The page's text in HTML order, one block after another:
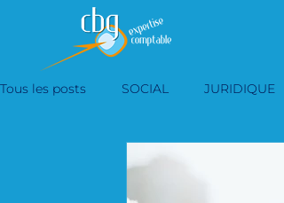
Tous les posts SOCIAL JURIDIQUE